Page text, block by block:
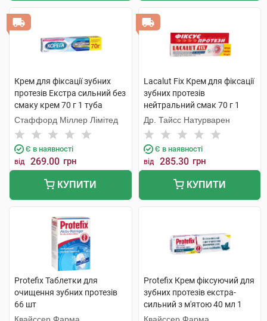
Крем для фіксації зубних
протезів Екстра сильний без
смаку крем 70 г 1 туба
Стаффорд Міллер Лімітед
Є в наявності
від 269.00 грн
КУПИТИ
Lacalut Fix Крем для фіксації
зубних протезів
нейтральний смак 70 г 1
туба
Др. Тайсс Натурварен
Є в наявності
від 285.30 грн
КУПИТИ
Protefix Таблетки для
очищення зубних протезів
66 шт
Protefix Крем фіксуючий для
зубних протезів екстра-
сильний з м'ятою 40 мл 1
туба